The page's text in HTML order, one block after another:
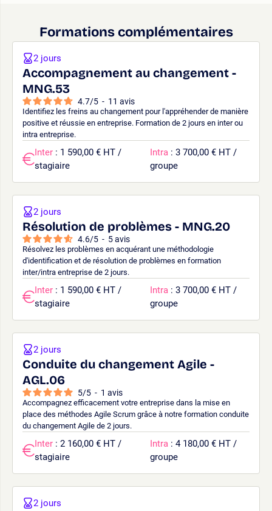
Formations complémentaires
Accompagnement au changement -
MNG.53
4.7/5 - 11 avis
Identifiez les freins au changement pour l'appréhender de manière
positive et réussie en entreprise. Formation de 2 jours en inter ou
intra entreprise.
2 jours
Inter : 1 590,00 € HT /
stagiaire
Intra : 3 700,00 € HT /
groupe
Résolution de problèmes - MNG.20
4.6/5 - 5avis
Résolvez les problèmes en acquérant une méthodologie
d'identification et de résolution de problèmes en formation
inter/intra entreprise de 2 jours.
2 jours
Inter : 1 590,00 € HT /
stagiaire
Intra : 3 700,00 € HT /
groupe
Conduite du changement Agile -
AGL.06
5/5 - 1 avis
Accompagnez efficacement votre entreprise dans la mise en
place des méthodes Agile Scrum grâce à notre formation conduite
du changement Agile de 2 jours.
2 jours
Inter : 2 160,00 € HT /
stagiaire
Intra : 4 180,00 € HT /
groupe
2 jours